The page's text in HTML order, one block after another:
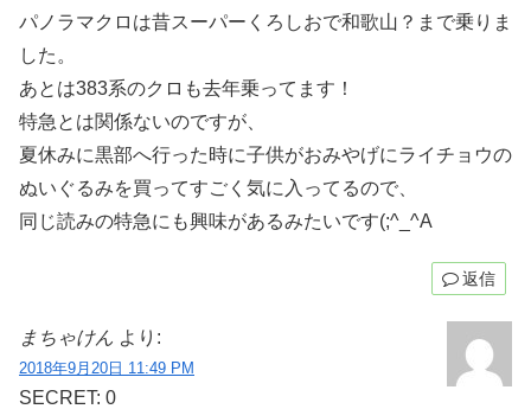
パノラマクロは昔スーパーくろしおで和歌山？まで乗りま
した。
あとは383系のクロも去年乗ってます！
特急とは関係ないのですが、
夏休みに黒部へ行った時に子供がおみやげにライチョウの
ぬいぐるみを買ってすごく気に入ってるので、
同じ読みの特急にも興味があるみたいです(;^_^A
返信
まちゃけん より:
2018年9月20日 11:49 PM
SECRET: 0